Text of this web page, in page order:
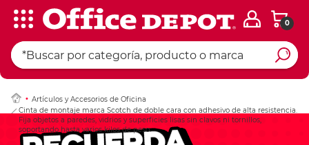
0
Artículos y Accesorios de Oficina
Cinta de montaje marca Scotch de doble cara con adhesivo de alta resistencia.
Fija objetos a paredes, vidrios y superficies lisas sin clavos ni tornillos,
soportando hasta varios kilos de peso.
Ingresar Codigo